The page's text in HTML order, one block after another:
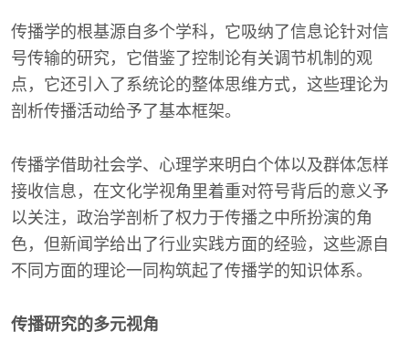
传播学的根基源自多个学科，它吸纳了信息论针对信
号传输的研究，它借鉴了控制论有关调节机制的观
点，它还引入了系统论的整体思维方式，这些理论为
剖析传播活动给予了基本框架。
传播学借助社会学、心理学来明白个体以及群体怎样
接收信息，在文化学视角里着重对符号背后的意义予
以关注，政治学剖析了权力于传播之中所扮演的角
色，但新闻学给出了行业实践方面的经验，这些源自
不同方面的理论一同构筑起了传播学的知识体系。
传播研究的多元视角